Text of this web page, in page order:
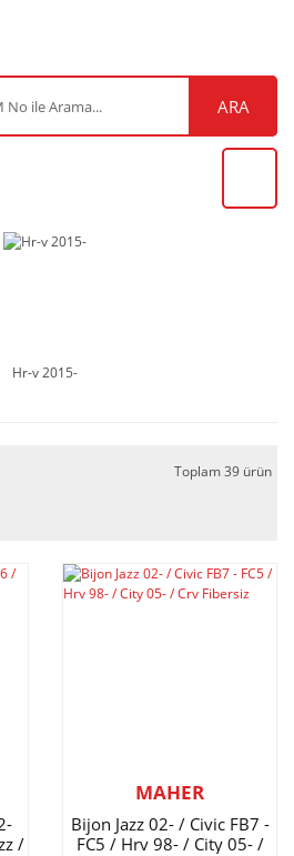
ARA
Hr-v 2015-
Toplam 39 ürün
/
MAHER
Bijon Jazz 02- / Civic FB7 -
FC5 / Hrv 98- / City 05- /